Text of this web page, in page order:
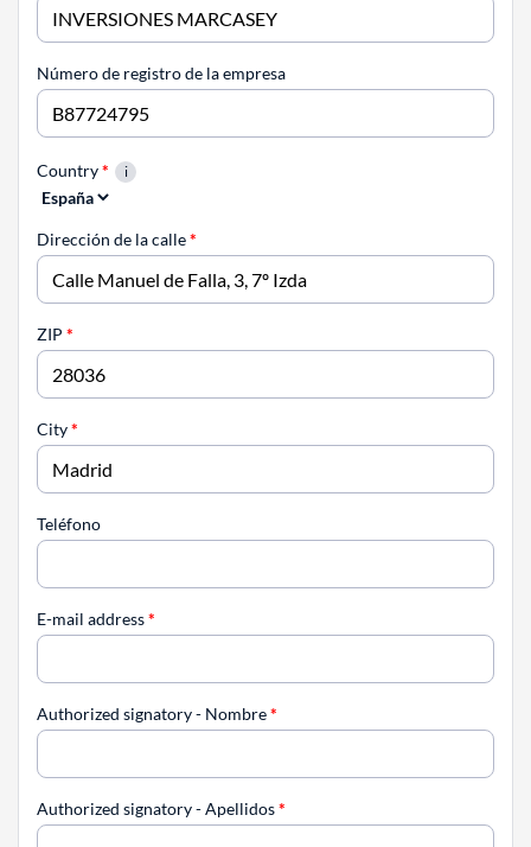
Número de registro de la empresa
Country*
Dirección de la calle*
ZIP *
City*
Teléfono
E-mail address*
Authorized signatory - Nombre*
Authorized signatory - Apellidos*